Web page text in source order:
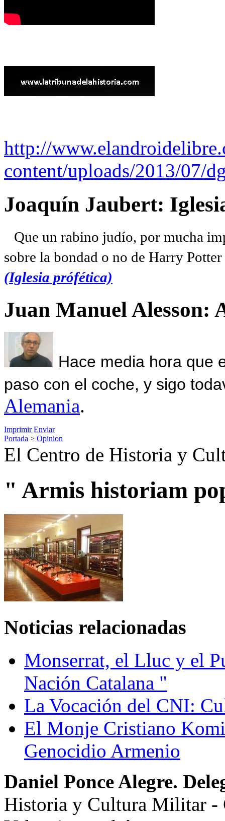
http://
content/uploads/2013/07/
Joaquín Jaubert:
Que un rabino judío, por mucha
sobre la bondad o no de Harry
(Iglesia prófética)
Juan Manuel Alesson:
Hace media hora que
paso con el coche, y sigo
Alemania.
Imprimir Enviar
Portada > Opinion
El Centro de Historia y
" Armis historiam
Noticias relacionadas
Monserrat, el Lluc y el
Nación Catalana "
La Vocación del CNI:
El Monje Cristiano
Genocidio Armenio
Daniel Ponce Alegre.
Historia y Cultura Militar -